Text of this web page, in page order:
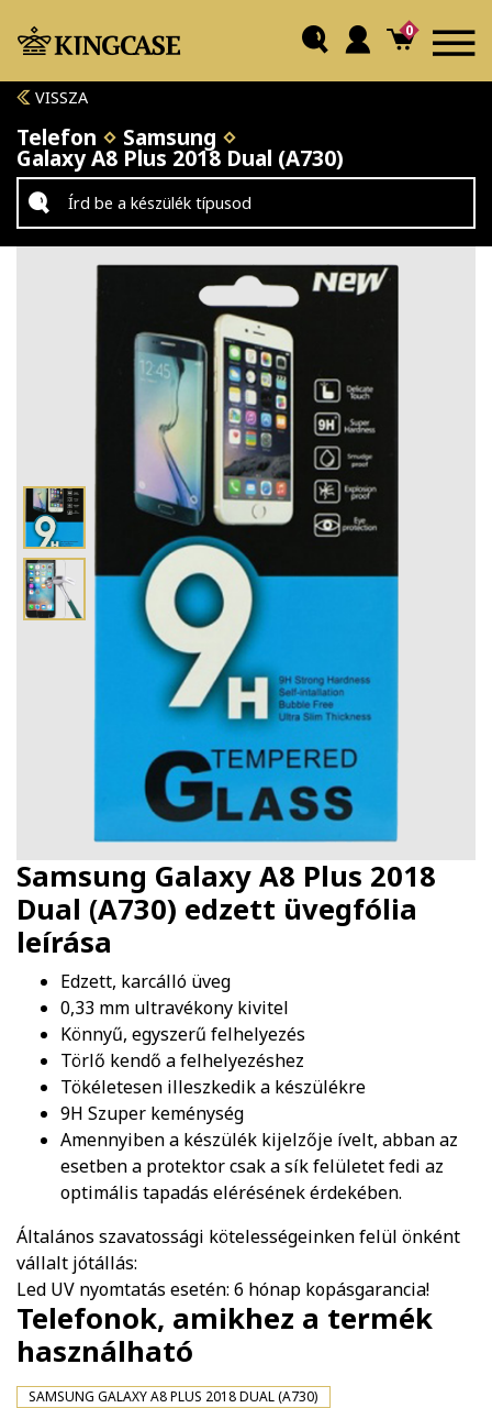
0
VISSZA
Telefon Samsung
Galaxy A8 Plus 2018 Dual (A730)
Samsung Galaxy A8 Plus 2018
Dual (A730) edzett üvegfólia
leírása
Edzett, karcálló üveg
0,33 mm ultravékony kivitel
Könnyű, egyszerű felhelyezés
Törlő kendő a felhelyezéshez
Tökéletesen illeszkedik a készülékre
9H Szuper keménység
Amennyiben a készülék kijelzője ívelt, abban az
esetben a protektor csak a sík felületet fedi az
optimális tapadás elérésének érdekében.
Általános szavatossági kötelességeinken felül önként
vállalt jótállás:
Led UV nyomtatás esetén: 6 hónap kopásgarancia!
Telefonok, amikhez a termék
használható
SAMSUNG GALAXY A8 PLUS 2018 DUAL (A730)